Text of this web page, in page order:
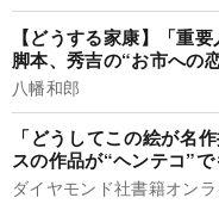
【どうする家康】「重
脚本、秀吉の“お市への
八幡和郎
「どうしてこの絵が名
スの作品が“ヘンテコ”
ダイヤモンド社書籍オン